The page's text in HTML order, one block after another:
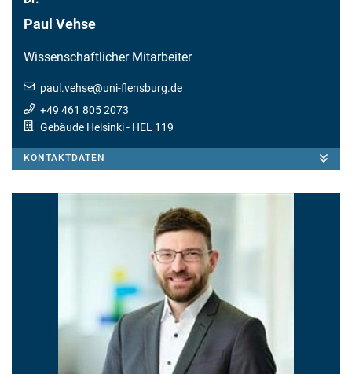
Paul Vehse
Wissenschaftlicher Mitarbeiter
paul.vehse@uni-flensburg.de
+49 461 805 2073
Gebäude Helsinki- HEL 119
KONTAKTDATEN